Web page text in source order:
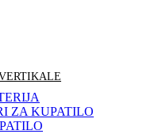
ZA KUPATILO